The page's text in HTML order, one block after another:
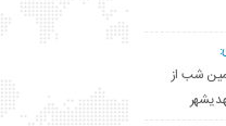
شب از